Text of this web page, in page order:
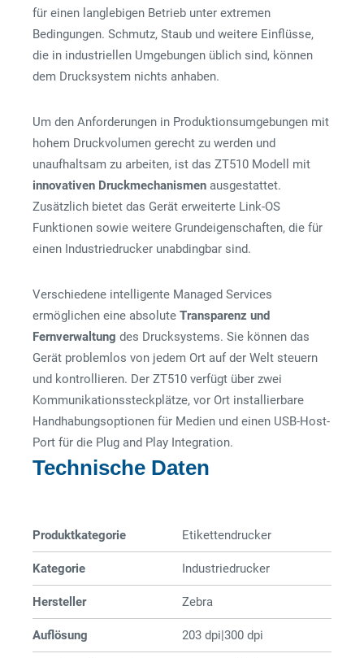
für einen langlebigen Betrieb unter extremen
Bedingungen. Schmutz, Staub und weitere Einflüsse,
die in industriellen Umgebungen üblich sind, können
dem Drucksystem nichts anhaben.
Um den Anforderungen in Produktionsumgebungen mit
hohem Druckvolumen gerecht zu werden und
unaufhaltsam zu arbeiten, ist das ZT510 Modell mit
innovativen Druckmechanismen ausgestattet.
Zusätzlich bietet das Gerät erweiterte Link-OS
Funktionen sowie weitere Grundeigenschaften, die für
einen Industriedrucker unabdingbar sind.
Verschiedene intelligente Managed Services
ermöglichen eine absolute Transparenz und
Fernverwaltung des Drucksystems. Sie können das
Gerät problemlos von jedem Ort auf der Welt steuern
und kontrollieren. Der ZT510 verfügt über zwei
Kommunikationssteckplätze, vor Ort installierbare
Handhabungsoptionen für Medien und einen USB-Host-
Port für die Plug and Play Integration.
Technische Daten
Produktkategorie Etiketten­­drucker
Kategorie Industriedrucker
Hersteller Zebra
Auflösung 203 dpi|300 dpi